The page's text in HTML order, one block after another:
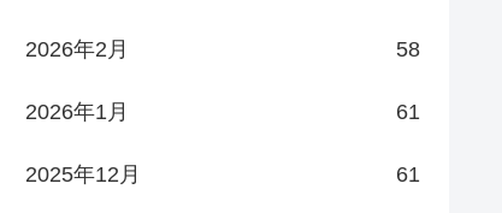
2026年2月 58
2026年1月 61
2025年12月 61